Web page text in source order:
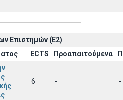
Επιστημών (Ε2)
ECTS Προαπαιτούμενα
6 - -